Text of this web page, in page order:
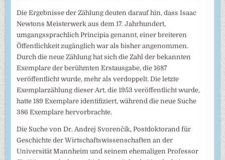
Die Ergebnisse der Zählung deuten darauf hin, dass Isaac
Newtons Meisterwerk aus dem 17. Jahrhundert,
umgangssprachlich Principia genannt, einer breiteren
Öffentlichkeit zugänglich war als bisher angenommen.
Durch die neue Zählung hat sich die Zahl der bekannten
Exemplare der berühmten Erstausgabe, die 1687
veröffentlicht wurde, mehr als verdoppelt. Die letzte
Exemplarzählung dieser Art, die 1953 veröffentlicht wurde,
hatte 189 Exemplare identifiziert, während die neue Suche
386 Exemplare hervorbrachte.
Die Suche von Dr. Andrej Svorenčík, Postdoktorand für
Geschichte der Wirtschaftswissenschaften an der
Universität Mannheim und seinem ehemaligen Professor